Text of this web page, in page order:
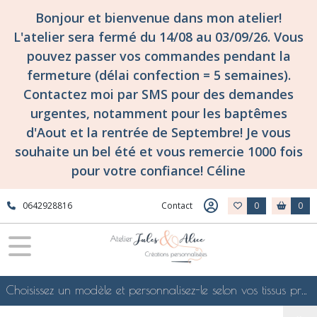
Bonjour et bienvenue dans mon atelier!
L'atelier sera fermé du 14/08 au 03/09/26. Vous
pouvez passer vos commandes pendant la
fermeture (délai confection = 5 semaines).
Contactez moi par SMS pour des demandes
urgentes, notamment pour les baptêmes
d'Aout et la rentrée de Septembre! Je vous
souhaite un bel été et vous remercie 1000 fois
pour votre confiance! Céline
0642928816 Contact 0 0
Choisissez un modèle et personnalisez-le selon vos tissus préférés de mes collections en ligne, je le confectionnerai selon vos souhaits
Fermer
FILTRES
Tous
produits
Tissuthèques
les
d'atelier
Jules
&
Alice
!
Tissus
techniques
Tissus